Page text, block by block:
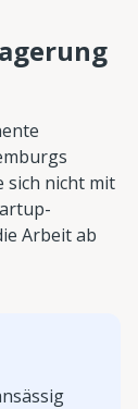
sich nicht mit
Arbeit ab